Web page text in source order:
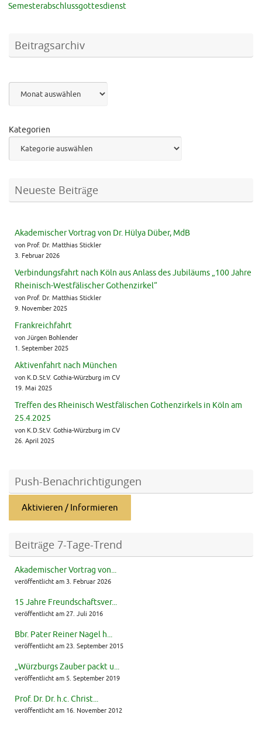
Semesterabschlussgottesdienst
Beitragsarchiv
Kategorien
Neueste Beiträge
Akademischer Vortrag von Dr. Hülya Düber, MdB
von Prof. Dr. Matthias Stickler
3. Februar 2026
Verbindungsfahrt nach Köln aus Anlass des Jubiläums „100 Jahre
Rheinisch-Westfälischer Gothenzirkel“
von Prof. Dr. Matthias Stickler
9. November 2025
Frankreichfahrt
von Jürgen Bohlender
1. September 2025
Aktivenfahrt nach München
von K.D.St.V. Gothia-Würzburg im CV
19. Mai 2025
Treffen des Rheinisch Westfälischen Gothenzirkels in Köln am
25.4.2025
von K.D.St.V. Gothia-Würzburg im CV
26. April 2025
Push-Benachrichtigungen
Aktivieren / Informieren
Beiträge 7-Tage-Trend
Akademischer Vortrag von...
veröffentlicht am 3. Februar 2026
15 Jahre Freundschaftsver...
veröffentlicht am 27. Juli 2016
Bbr. Pater Reiner Nagel h...
veröffentlicht am 23. September 2015
„Würzburgs Zauber packt u...
veröffentlicht am 5. September 2019
Prof. Dr. Dr. h.c. Christ...
veröffentlicht am 16. November 2012